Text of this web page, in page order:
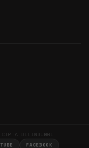
DILINDUNGI
FACEBOOK